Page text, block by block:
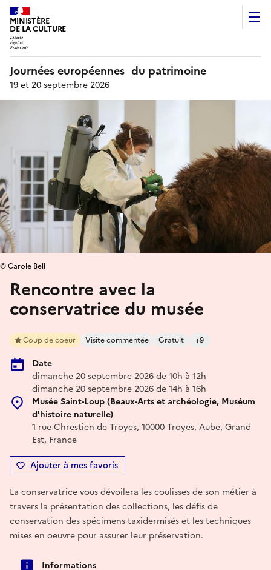
MINISTÈRE
DE LA CULTURE
Journées européennes du patrimoine
19 et 20 septembre 2026
Rencontre avec la
conservatrice du musée
Coup de coeur Visite commentée Gratuit +9
Date
dimanche 20 septembre 2026 de 10h à 12h
dimanche 20 septembre 2026 de 14h à 16h
Musée Saint-Loup (Beaux-Arts et archéologie, Muséum
d'histoire naturelle)
1 rue Chrestien de Troyes, 10000 Troyes, Aube, Grand
Est, France
Ajouter à mes favoris
© Carole Bell
La conservatrice vous dévoilera les coulisses de son métier à
travers la présentation des collections, les défis de
conservation des spécimens taxidermisés et les techniques
mises en oeuvre pour assurer leur préservation.
Informations